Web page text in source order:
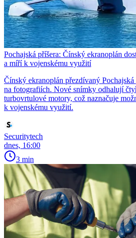
Pochajská příšera: Čínský ekranoplán
a míří k vojenskému využití
Čínský ekranoplán přezdívaný
na fotografiích. Nové snímky odhalují
turbovrtulové motory, což naznačuje
k vojenskému využití.
Securitytech
dnes, 16:00
3 min